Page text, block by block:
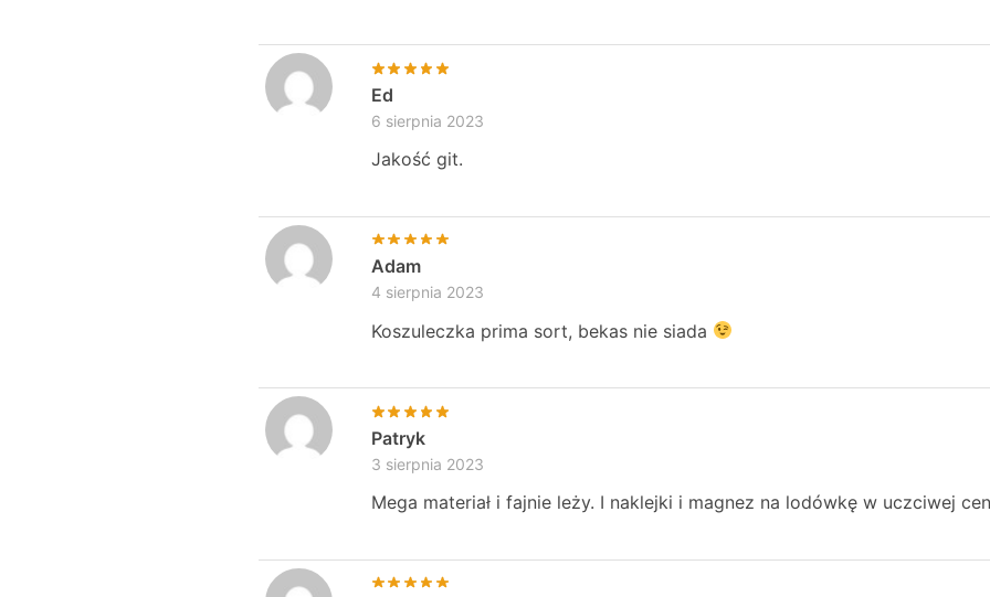
Ed
6 sierpnia 2023
Jakość git.
Adam
4 sierpnia 2023
Koszuleczka prima sort, bekas nie siada
Patryk
3 sierpnia 2023
Mega materiał i fajnie leży. I naklejki i magnez na lodówkę w uczciwej